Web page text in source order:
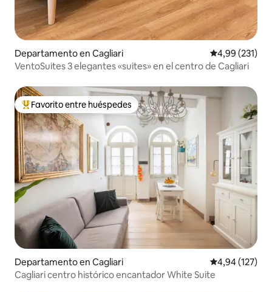
Departamento en Cagliari Calificación
4,99 (231)
VentoSuites 3 elegantes «suites» en el centro de Cagliari
Favorito entre los huéspedes más destacados
Favorito entre huéspedes
Departamento en Cagliari Calificación
4,94 (127)
Cagliari centro histórico encantador White Suite